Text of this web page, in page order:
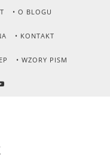
• O BLOGU
• KONTAKT
• WZORY PISM